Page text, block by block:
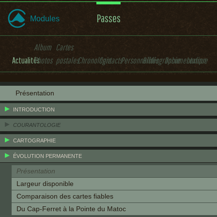
Modules Passes
Actualités
Album
Photos
Cartes
postalesChronologieContactsPersonnalitésBibliographieDocumentation
Lexique
Présentation
INTRODUCTION
COURANTOLOGIE
CARTOGRAPHIE
ÉVOLUTION PERMANENTE
Présentation
Largeur disponible
Comparaison des cartes fiables
Du Cap-Ferret à la Pointe du Matoc